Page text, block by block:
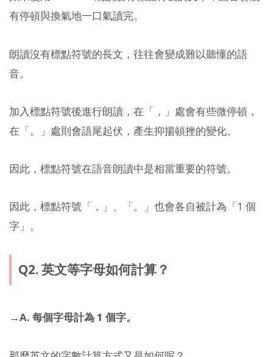
有停頓與換氣地一口氣讀完。
朗讀沒有標點符號的長文，往往會變成難以聽懂的語
音。
加入標點符號後進行朗讀，在「，」處會有些微停頓，
在「。」處則會語尾起伏，產生抑揚頓挫的變化。
因此，標點符號在語音朗讀中是相當重要的符號。
因此，標點符號「，」、「。」也會各自被計為「1 個
字」。
Q2. 英文等字母如何計算？
→A. 每個字母計為 1 個字。